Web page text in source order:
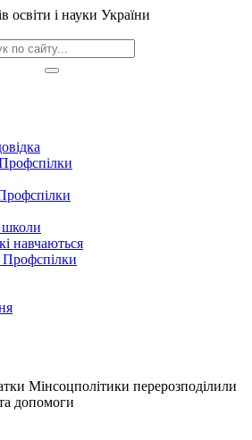
освіти і науки України
школи
навчаються
Мінсоцполітики перерозподілили
допомоги